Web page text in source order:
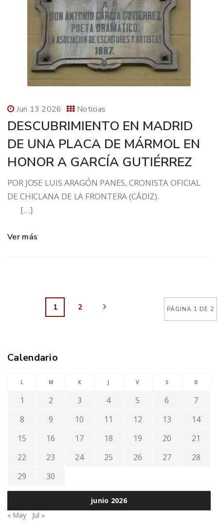
Jun 13 2026 Noticias
DESCUBRIMIENTO EN MADRID
DE UNA PLACA DE MÁRMOL EN
HONOR A GARCÍA GUTIÉRREZ
POR JOSE LUIS ARAGÓN PANES, CRONISTA OFICIAL
DE CHICLANA DE LA FRONTERA (CÁDIZ).
[…]
Ver más
PÁGINA 1 DE 2
1 2
Calendario
junio 2026
L M X J V S D
1 2 3 4 5 6
7
8
9 10 11 12 13
14
15
16 17 18 19 20
21
22
23 24 25 26 27
28
29
30
« May Jul »